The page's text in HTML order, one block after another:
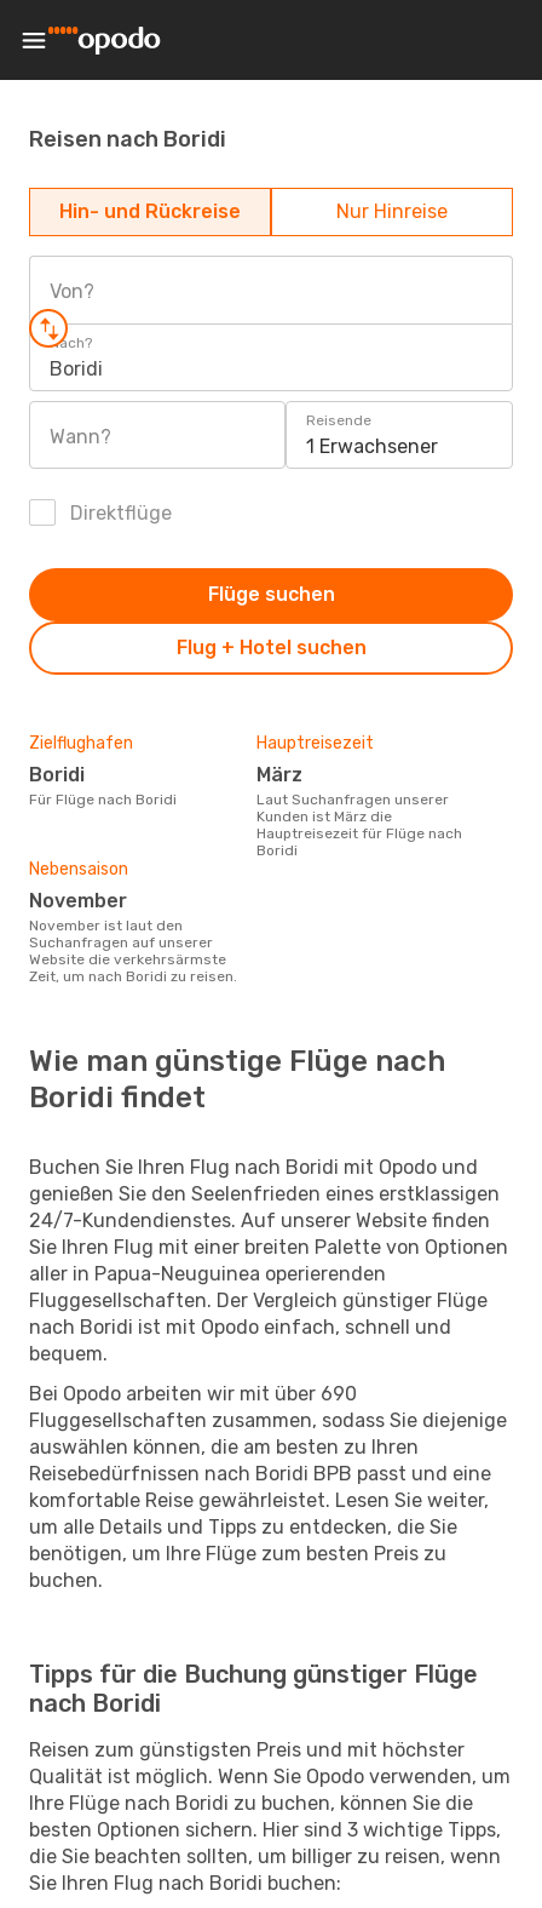
Reisen nach Boridi
Hin- und Rückreise Nur Hinreise
Von?
Nach?
Boridi
Wann?
Reisende
1 Erwachsener
Direktflüge
Flug + Hotel suchen
Flüge suchen
Zielflughafen
Boridi
Für Flüge nach Boridi
Hauptreisezeit
März
Laut Suchanfragen unserer
Kunden ist März die
Hauptreisezeit für Flüge nach
Boridi
Nebensaison
November
November ist laut den
Suchanfragen auf unserer
Website die verkehrsärmste
Zeit, um nach Boridi zu reisen.
Wie man günstige Flüge nach
Boridi findet
Buchen Sie Ihren Flug nach Boridi mit Opodo und
genießen Sie den Seelenfrieden eines erstklassigen
24/7-Kundendienstes. Auf unserer Website finden
Sie Ihren Flug mit einer breiten Palette von Optionen
aller in Papua-Neuguinea operierenden
Fluggesellschaften. Der Vergleich günstiger Flüge
nach Boridi ist mit Opodo einfach, schnell und
bequem.
Bei Opodo arbeiten wir mit über 690
Fluggesellschaften zusammen, sodass Sie diejenige
auswählen können, die am besten zu Ihren
Reisebedürfnissen nach Boridi BPB passt und eine
komfortable Reise gewährleistet. Lesen Sie weiter,
um alle Details und Tipps zu entdecken, die Sie
benötigen, um Ihre Flüge zum besten Preis zu
buchen.
Tipps für die Buchung günstiger Flüge
nach Boridi
Reisen zum günstigsten Preis und mit höchster
Qualität ist möglich. Wenn Sie Opodo verwenden, um
Ihre Flüge nach Boridi zu buchen, können Sie die
besten Optionen sichern. Hier sind 3 wichtige Tipps,
die Sie beachten sollten, um billiger zu reisen, wenn
Sie Ihren Flug nach Boridi buchen: